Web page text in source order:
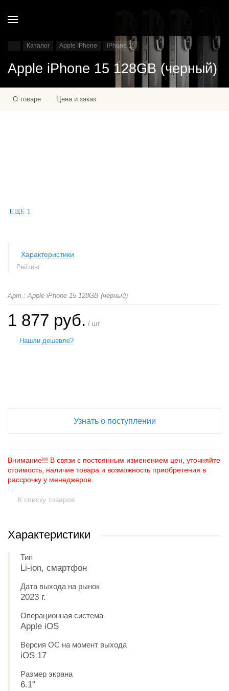
Каталог Apple IPhone IPhone 15
Apple iPhone 15 128GB (черный)
О товаре Цена и заказ
ЕЩЁ 1
Характеристики
Рейтинг:
Арт.: Apple iPhone 15 128GB (черный)
1 877 руб. / шт
Нашли дешевле?
Узнать о поступлении
Внимание!!! В связи с постоянным изменением цен, уточняйте
стоимость, наличие товара и возможность приобретения в
рассрочку у менеджеров.
К списку товаров
Характеристики
Тип
Li-ion, смартфон
Дата выхода на рынок
2023 г.
Операционная система
Apple iOS
Версия ОС на момент выхода
iOS 17
Размер экрана
6.1"